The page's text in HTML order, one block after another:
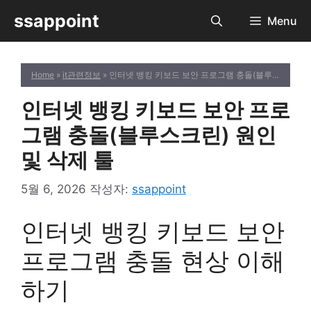
츠
ssappoint Menu
Home » it관련정보 » 인터넷 뱅킹 키보드 보안 프로그램 충돌(블루스크린) 원인 및 삭제 툴
인터넷 뱅킹 키보드 보안 프로
그램 충돌(블루스크린) 원인
및 삭제 툴
5월 6, 2026 작성자: ssappoint
인터넷 뱅킹 키보드 보안
프로그램 충돌 현상 이해
하기